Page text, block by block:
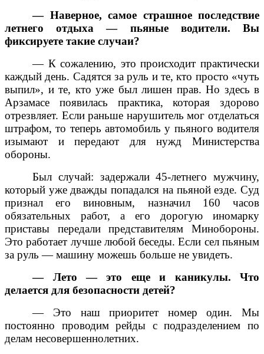
— Наверное, самое страшное последствие
летнего отдыха — пьяные водители. Вы
фиксируете такие случаи?
— К сожалению, это происходит практически
каждый день. Садятся за руль и те, кто просто «чуть
выпил», и те, кто уже был лишен прав. Но здесь в
Арзамасе появилась практика, которая здорово
отрезвляет. Если раньше нарушитель мог отделаться
штрафом, то теперь автомобиль у пьяного водителя
изымают и передают для нужд Министерства
обороны.
Был случай: задержали 45-летнего мужчину,
который уже дважды попадался на пьяной езде. Суд
признал его виновным, назначил 160 часов
обязательных работ, а его дорогую иномарку
приставы передали представителям Минобороны.
Это работает лучше любой беседы. Если сел пьяным
за руль — машину можешь больше не увидеть.
— Лето — это еще и каникулы. Что
делается для безопасности детей?
— Это наш приоритет номер один. Мы
постоянно проводим рейды с подразделением по
делам несовершеннолетних.